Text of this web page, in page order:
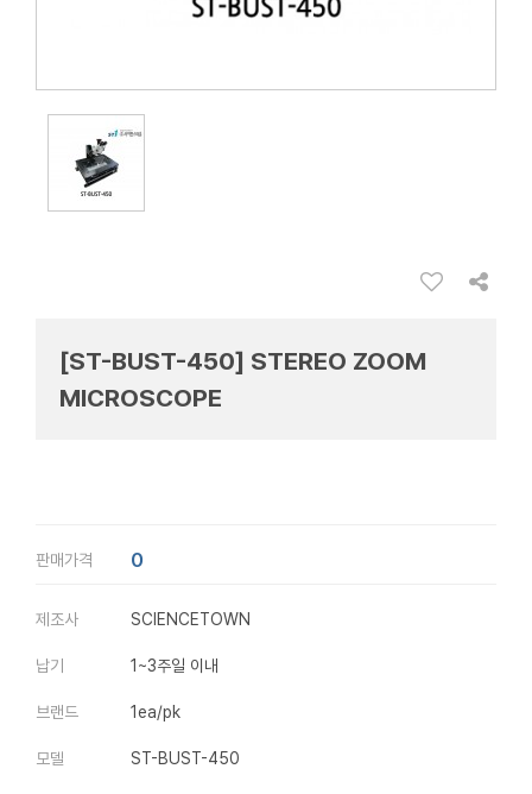
[ST-BUST-450] STEREO ZOOM
MICROSCOPE
판매가격 0
제조사 SCIENCETOWN
납기 1~3주일 이내
브랜드 1ea/pk
모델 ST-BUST-450